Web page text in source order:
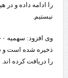
را ادامه داده و در
نیستیم.
را دریافت کرده اند.